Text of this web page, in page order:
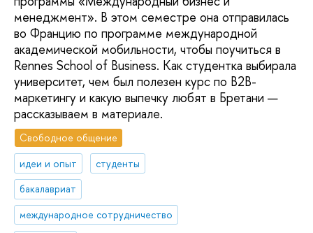
менеджмент». В этом семестре она отправилась
во Францию по программе международной
академической мобильности, чтобы поучиться в
Rennes School of Business. Как студентка выбирала
университет, чем был полезен курс по B2B-
маркетингу и какую выпечку любят в Бретани —
рассказываем в материале.
Свободное общение
идеи и опыт
студенты
бакалавриат
международное сотрудничество